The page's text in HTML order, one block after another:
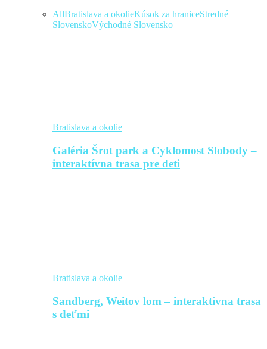
AllBratislava a okolieKúsok za hraniceStredné
SlovenskoVýchodné Slovensko
Bratislava a okolie
Galéria Šrot park a Cyklomost Slobody –
interaktívna trasa pre deti
Bratislava a okolie
Sandberg, Weitov lom – interaktívna trasa
s deťmi